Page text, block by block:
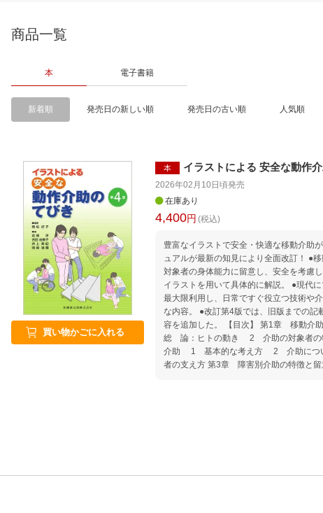
商品一覧
本 電子書籍
新着順 発売日の新しい順 発売日の古い順 人気順
買い物かごに入れる
本 イラストによる 安全な動作
2026年02月10日頃発売
在庫あり
4,400円 (税込)
豊富なイラストで安全・快適な移動介助
ュアルが最新の知見により全面改訂！ ●移動の際の介助に重点を置き、
対象者の身体能力に留意し、安全を考慮
イラストを用いて具体的に解説。 ●現代
最大限利用し、日常ですぐ役立つ技術や
な内容。 ●改訂第4版では、旧版までの記
容を追加した。 【目次】 第1章 移動介助の基礎知識と注意点 1
総 論：ヒトの動き 2 介助の対象者の
介助 1 基本的な考え方 2 介助につ
者の支え方 第3章 障害別介助の特徴と